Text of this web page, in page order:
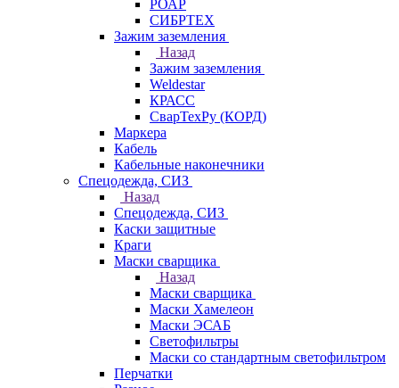
РОАР
СИБРТЕХ
Зажим заземления
Назад
Зажим заземления
Weldestar
КРАСС
СварТехРу (КОРД)
Маркера
Кабель
Кабельные наконечники
Спецодежда, СИЗ
Назад
Спецодежда, СИЗ
Каски защитные
Краги
Маски сварщика
Назад
Маски сварщика
Маски Хамелеон
Маски ЭСАБ
Светофильтры
Маски со стандартным светофильтром
Перчатки